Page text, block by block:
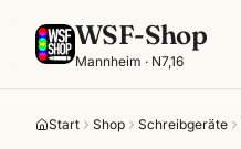
WSF-Shop
Mannheim · N7,16
Start Shop Schreibgeräte